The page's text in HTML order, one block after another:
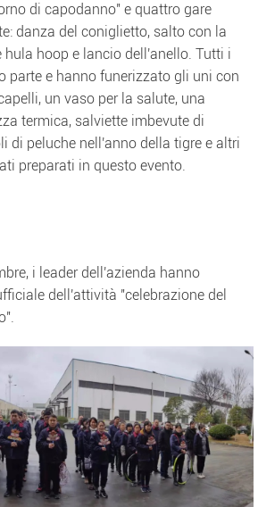
di capodanno" e quattro gare
danza del coniglietto, salto con la
hula hoop e lancio dell'anello. Tutti i
parte e hanno funerizzato gli uni con
un vaso per la salute, una
termica, salviette imbevute di
di peluche nell'anno della tigre e altri
preparati in questo evento.
i leader dell'azienda hanno
dell'attività "celebrazione del